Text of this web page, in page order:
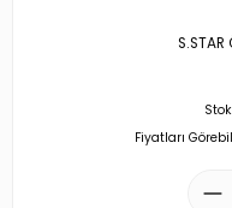
S.STAR
Fiyatları